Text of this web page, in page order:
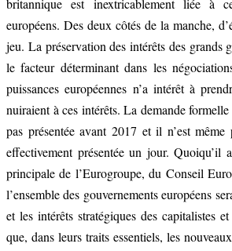
britannique est inextricablement liée à
européens. Des deux côtés de la manche,
jeu. La préservation des intérêts des grands
le facteur déterminant dans les
puissances européennes n’a intérêt à
nuiraient à ces intérêts. La demande
pas présentée avant 2017 et il n’est même
effectivement présentée un jour. Quoiqu’il
principale de l’Eurogroupe, du Conseil
l’ensemble des gouvernements européens
et les intérêts stratégiques des capitalistes
que, dans leurs traits essentiels, les